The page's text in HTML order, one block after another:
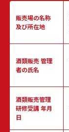
販売場の名称
及び所在地
酒類販売管理
者の氏名
酒類販売管理
研修受講 年月
日